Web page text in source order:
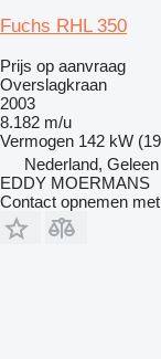
Fuchs RHL 350
Prijs op aanvraag
Overslagkraan
2003
8.182 m/u
Vermogen 142 kW
Nederland, Geleen
EDDY MOERMANS
Contact opnemen